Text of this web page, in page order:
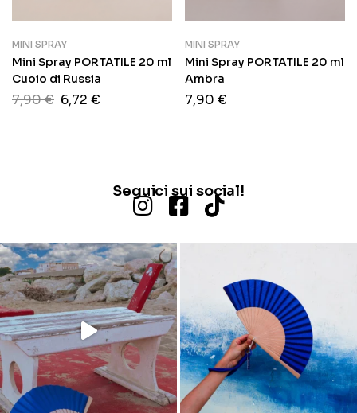
MINI SPRAY
Mini Spray PORTATILE 20 ml
Cuoio di Russia
7,90€ 6,72 €
MINI SPRAY
Mini Spray PORTATILE 20 ml
Ambra
7,90 €
Seguici sui social!